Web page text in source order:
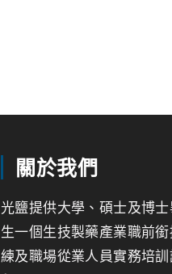
關於我們
光鹽提供大學、碩士及博
生一個生技製藥產業職前
練及職場從業人員實務培訓